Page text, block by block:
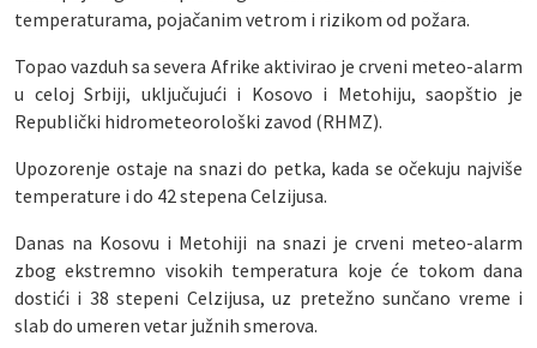
temperaturama, pojačanim vetrom i rizikom od požara.
Topao vazduh sa severa Afrike aktivirao je crveni meteo-alarm
u celoj Srbiji, uključujući i Kosovo i Metohiju, saopštio je
Republički hidrometeorološki zavod (RHMZ).
Upozorenje ostaje na snazi do petka, kada se očekuju najviše
temperature i do 42 stepena Celzijusa.
Danas na Kosovu i Metohiji na snazi je crveni meteo-alarm
zbog ekstremno visokih temperatura koje će tokom dana
dostići i 38 stepeni Celzijusa, uz pretežno sunčano vreme i
slab do umeren vetar južnih smerova.